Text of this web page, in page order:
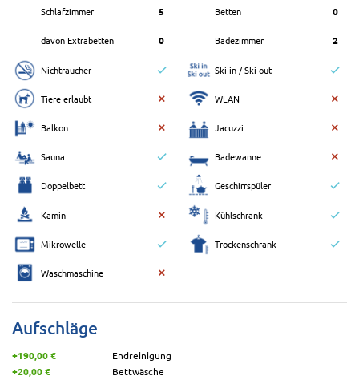
Schlafzimmer 5 Betten 0
davon Extrabetten 0 Badezimmer 2
Nichtraucher Ski in / Ski out
Tiere erlaubt WLAN
Balkon Jacuzzi
Sauna Badewanne
Doppelbett Geschirrspüler
Kamin Kühlschrank
Mikrowelle Trockenschrank
Waschmaschine
Aufschläge
+190,00 €
Endreinigung
+20,00 €
Bettwäsche